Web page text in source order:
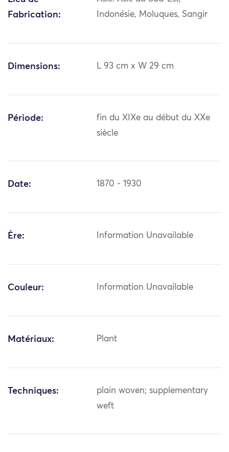
Fabrication:
Indonésie, Moluques, Sangir
Dimensions: L 93 cm x W 29 cm
Période:
fin du XIXe au début du XXe
siècle
Date: 1870 - 1930
Ère: Information Unavailable
Couleur: Information Unavailable
Matériaux: Plant
Techniques:
plain woven; supplementary
weft